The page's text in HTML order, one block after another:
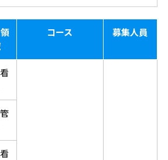
コース 募集人員